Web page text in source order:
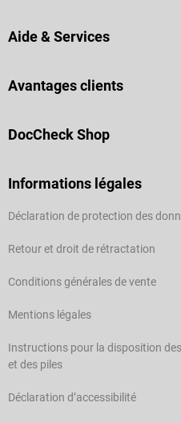
Aide & Services
Avantages clients
DocCheck Shop
Informations légales
Déclaration de protection des
Retour et droit de rétractation
Conditions générales de vente
Mentions légales
Instructions pour la disposition
et des piles
Déclaration d’accessibilité